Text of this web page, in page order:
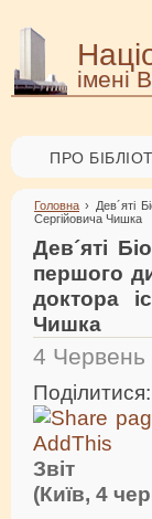
імені
ПРО
Головна › Дев´яті
Сергійовича Чишка
Дев´яті
першого
доктора
Чишка
4 Червень
Поділитися:
Звіт
(Київ, 4